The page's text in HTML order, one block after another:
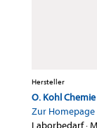
Hersteller
O. Kohl
Zur Homepage